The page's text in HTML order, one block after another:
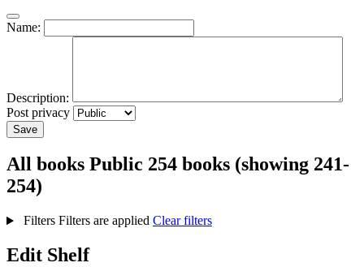
Name:
Description:
Post privacy
Save
All books Public 254 books (showing 241-
254)
Filters Filters are applied Clear filters
Edit Shelf